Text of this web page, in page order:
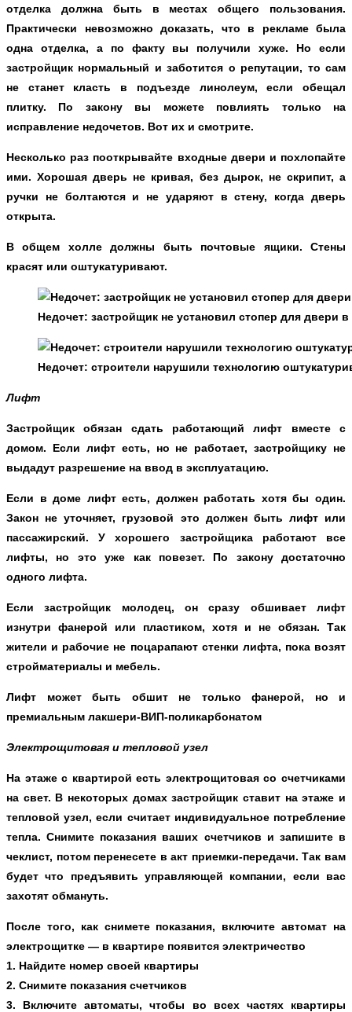
отделка должна быть в местах общего пользования.
Практически невозможно доказать, что в рекламе была
одна отделка, а по факту вы получили хуже. Но если
застройщик нормальный и заботится о репутации, то сам
не станет класть в подъезде линолеум, если обещал
плитку. По закону вы можете повлиять только на
исправление недочетов. Вот их и смотрите.
Несколько раз пооткрывайте входные двери и похлопайте
ими. Хорошая дверь не кривая, без дырок, не скрипит, а
ручки не болтаются и не ударяют в стену, когда дверь
открыта.
В общем холле должны быть почтовые ящики. Стены
красят или оштукатуривают.
Недочет: застройщик не установил стопер для двери
Недочет: строители нарушили технологию
Лифт
Застройщик обязан сдать работающий лифт вместе с
домом. Если лифт есть, но не работает, застройщику не
выдадут разрешение на ввод в эксплуатацию.
Если в доме лифт есть, должен работать хотя бы один.
Закон не уточняет, грузовой это должен быть лифт или
пассажирский. У хорошего застройщика работают все
лифты, но это уже как повезет. По закону достаточно
одного лифта.
Если застройщик молодец, он сразу обшивает лифт
изнутри фанерой или пластиком, хотя и не обязан. Так
жители и рабочие не поцарапают стенки лифта, пока возят
стройматериалы и мебель.
Лифт может быть обшит не только фанерой, но и
премиальным лакшери-ВИП-поликарбонатом
Электрощитовая и тепловой узел
На этаже с квартирой есть электрощитовая со счетчиками
на свет. В некоторых домах застройщик ставит на этаже и
тепловой узел, если считает индивидуальное потребление
тепла. Снимите показания ваших счетчиков и запишите в
чеклист, потом перенесете в акт приемки-передачи. Так вам
будет что предъявить управляющей компании, если вас
захотят обмануть.
После того, как снимете показания, включите автомат на
электрощитке — в квартире появится электричество
1. Найдите номер своей квартиры
2. Снимите показания счетчиков
3. Включите автоматы, чтобы во всех частях квартиры